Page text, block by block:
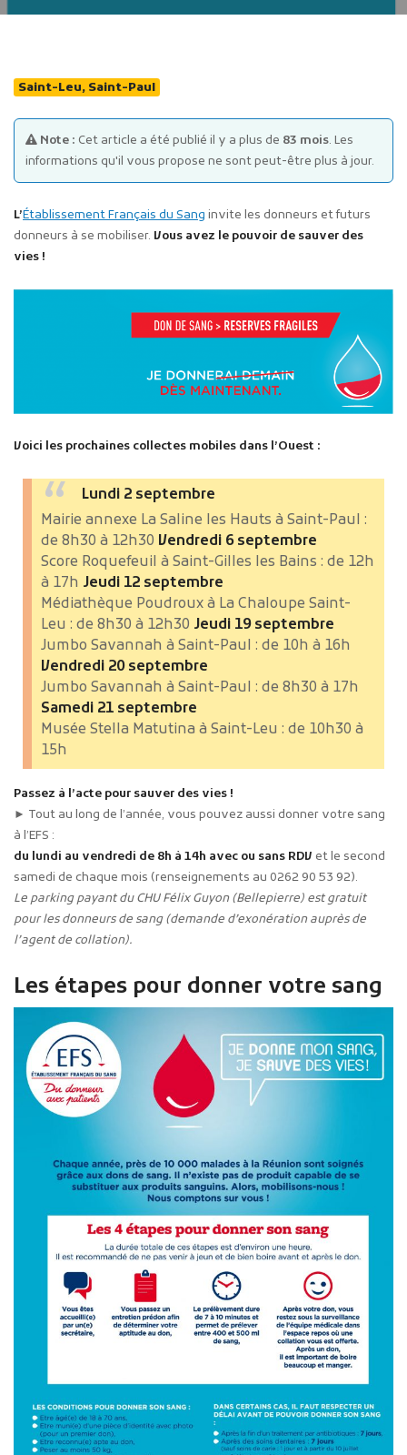
Publicité des actes
Marchés publics
Plans d'accès
Saint-Leu, Saint-Paul
Note : Cet article a été publié il y a plus de 83 mois. Les
informations qu'il vous propose ne sont peut-être plus à jour.
L’Établissement Français du Sang invite les donneurs et futurs
donneurs à se mobiliser. Vous avez le pouvoir de sauver des
vies !
Voici les prochaines collectes mobiles dans l’Ouest :
Lundi 2 septembre
Mairie annexe La Saline les Hauts à Saint-Paul :
de 8h30 à 12h30 Vendredi 6 septembre
Score Roquefeuil à Saint-Gilles les Bains : de 12h
à 17h Jeudi 12 septembre
Médiathèque Poudroux à La Chaloupe Saint-
Leu : de 8h30 à 12h30 Jeudi 19 septembre
Jumbo Savannah à Saint-Paul : de 10h à 16h
Vendredi 20 septembre
Jumbo Savannah à Saint-Paul : de 8h30 à 17h
Samedi 21 septembre
Musée Stella Matutina à Saint-Leu : de 10h30 à
15h
Passez à l’acte pour sauver des vies !
► Tout au long de l’année, vous pouvez aussi donner votre sang
à l’EFS :
du lundi au vendredi de 8h à 14h avec ou sans RDV et le second
samedi de chaque mois (renseignements au 0262 90 53 92).
Le parking payant du CHU Félix Guyon (Bellepierre) est gratuit
pour les donneurs de sang (demande d’exonération auprès de
l’agent de collation).
Les étapes pour donner votre sang